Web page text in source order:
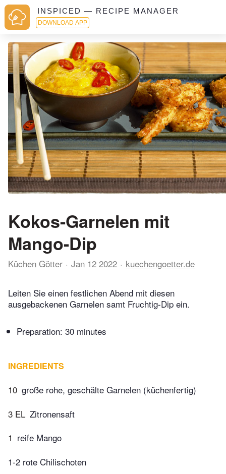
INSPICED — RECIPE MANAGER
DOWNLOAD APP
Kokos-Garnelen mit
Mango-Dip
Küchen Götter Jan 12 2022 kuechengoetter.de
Leiten Sie einen festlichen Abend mit diesen
ausgebackenen Garnelen samt Fruchtig-Dip ein.
Preparation: 30 minutes
INGREDIENTS
10 große rohe, geschälte Garnelen (küchenfertig)
3 EL Zitronensaft
1 reife Mango
1-2 rote Chilischoten